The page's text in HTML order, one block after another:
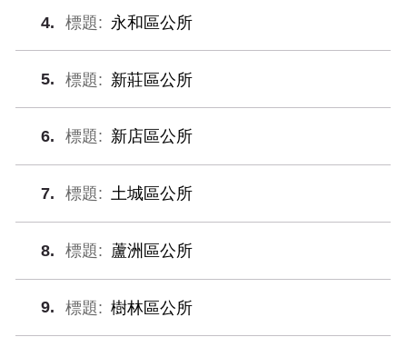
4 永和區公所
5 新莊區公所
6 新店區公所
7 土城區公所
8 蘆洲區公所
9 樹林區公所